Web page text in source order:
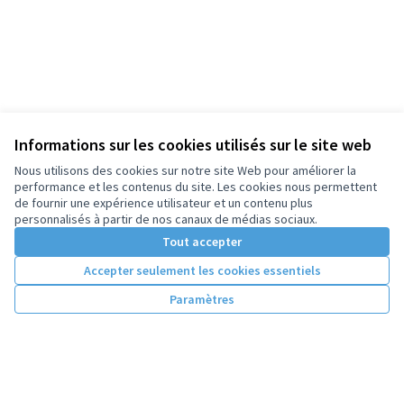
Informations sur les cookies utilisés sur le site web
Nous utilisons des cookies sur notre site Web pour améliorer la
performance et les contenus du site. Les cookies nous permettent
de fournir une expérience utilisateur et un contenu plus
personnalisés à partir de nos canaux de médias sociaux.
Tout accepter
Accepter seulement les cookies essentiels
Paramètres